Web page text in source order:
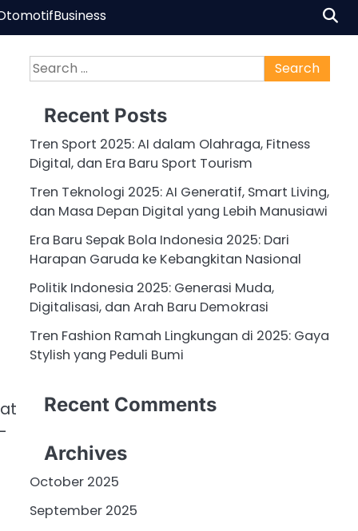
Business
Search
for:
Recent Posts
Tren Sport 2025: AI dalam Olahraga, Fitness
Digital, dan Era Baru Sport Tourism
Tren Teknologi 2025: AI Generatif, Smart Living,
dan Masa Depan Digital yang Lebih Manusiawi
Era Baru Sepak Bola Indonesia 2025: Dari
Harapan Garuda ke Kebangkitan Nasional
Politik Indonesia 2025: Generasi Muda,
Digitalisasi, dan Arah Baru Demokrasi
Tren Fashion Ramah Lingkungan di 2025: Gaya
Stylish yang Peduli Bumi
Recent Comments
Archives
October 2025
September 2025